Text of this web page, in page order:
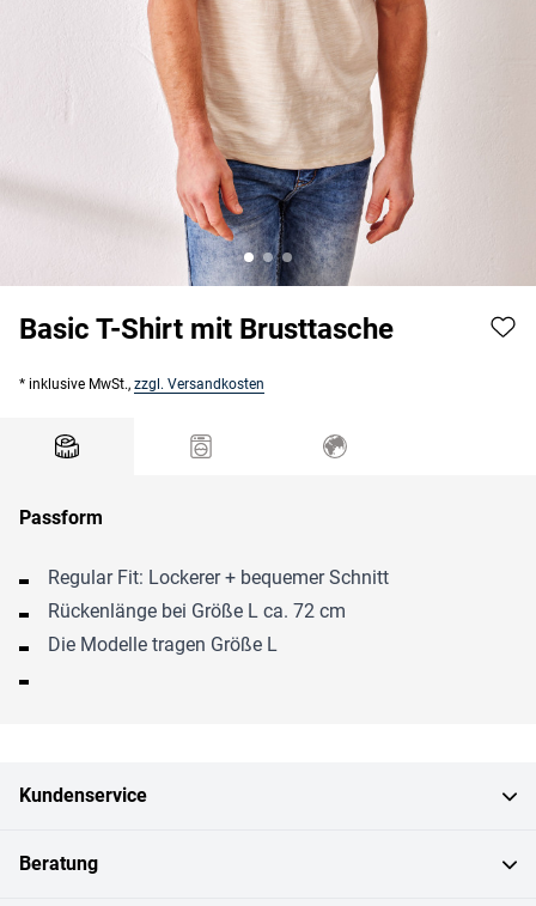
Basic T-Shirt mit Brusttasche
* inklusive MwSt., zzgl. Versandkosten
Passform
Regular Fit: Lockerer + bequemer Schnitt
Rückenlänge bei Größe L ca. 72 cm
Die Modelle tragen Größe L
Kundenservice
Beratung